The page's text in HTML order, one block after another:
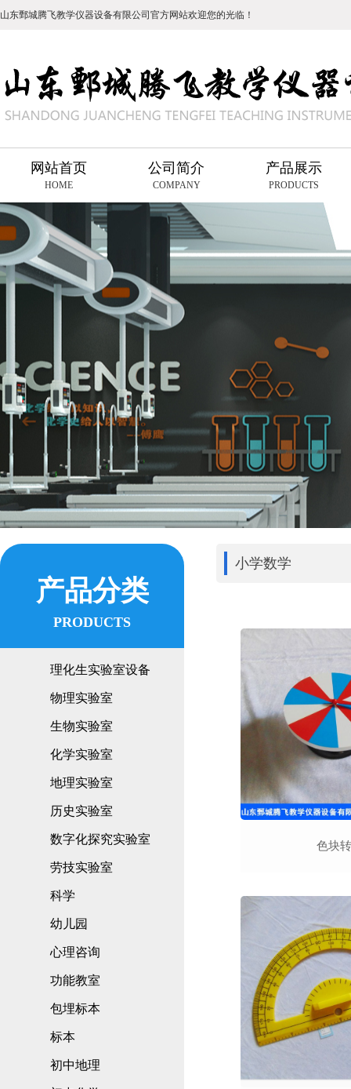
山东鄄城腾飞教学仪器设备有限公司官方网站欢迎您的光临！
网站首页
HOME
公司简介
COMPANY
产品展示
PRODUCTS
产品分类
PRODUCTS
理化生实验室设备
物理实验室
生物实验室
化学实验室
地理实验室
历史实验室
数字化探究实验室
劳技实验室
科学
幼儿园
心理咨询
功能教室
包埋标本
标本
初中地理
小学数学
色块